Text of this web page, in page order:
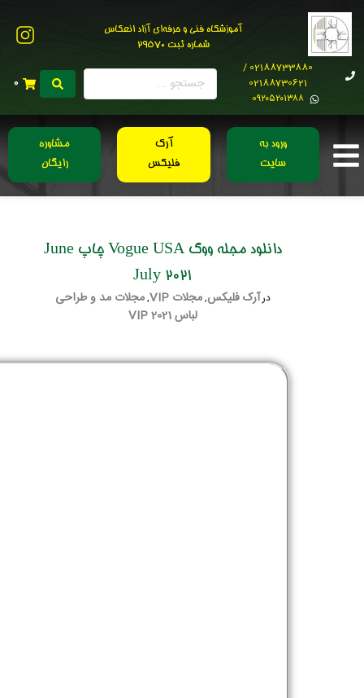
آموزشگاه فنی و حرفه‌ای آزاد انعکاس
شماره ثبت 29570
02188733880 /
02188730621
0۹۲۰۵۲۰۱۳۸۸
0
ورود به
سایت
آرک
فلیکس
مشاوره
رایگان
دانلود مجله ووگ Vogue USA چاپ June
July 2021
درآرک فلیکس,مجلات VIP ,مجلات مد و طراحی
لباس 2021 VIP